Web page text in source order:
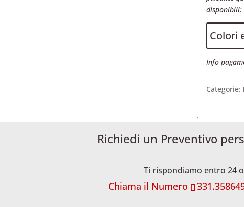
disponibili:
Colori
Info
Categorie:
Richiedi un Preventivo
Ti rispondiamo entro 24
Chiama il Numero